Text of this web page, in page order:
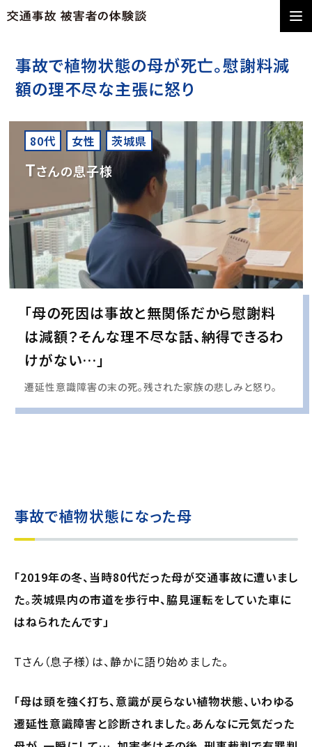
事故で植物状態の母が死亡。慰謝料減
額の理不尽な主張に怒り
80代 女性 茨城県
Tさんの息子様
「母の死因は事故と無関係だから慰謝料
は減額？そんな理不尽な話、納得できるわ
けがない…」
遷延性意識障害の末の死。残された家族の悲しみと怒り。
事故で植物状態になった母
「2019年の冬、当時80代だった母が交通事故に遭いまし
た。茨城県内の市道を歩行中、脇見運転をしていた車に
はねられたんです」
Tさん（息子様）は、静かに語り始めました。
「母は頭を強く打ち、意識が戻らない植物状態、いわゆる
遷延性意識障害と診断されました。あんなに元気だった